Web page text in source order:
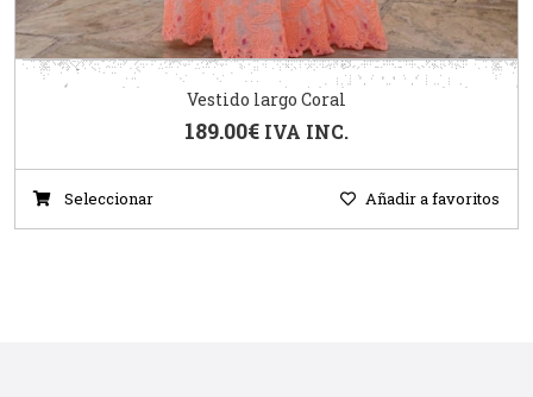
Vestido largo Coral
189.00€ IVA INC.
Seleccionar Añadir a favoritos